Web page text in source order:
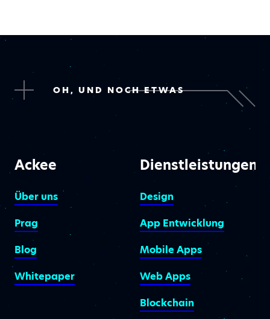
OH, UND NOCH ETWAS
Ackee
Über uns
Prag
Blog
Whitepaper
Dienstleistungen
Design
App Entwicklung
Mobile Apps
Web Apps
Blockchain